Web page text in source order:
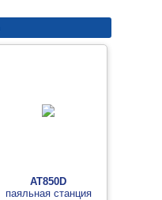
AT850D
паяльная станция